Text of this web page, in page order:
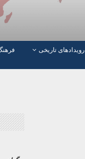
رویدادهای تاریخی